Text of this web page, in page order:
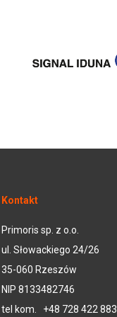
Kontakt
Primoris sp. z o.o.
ul. Słowackiego 24/26
35-060 Rzeszów
NIP 8133482746
tel kom. +48 728 422 883